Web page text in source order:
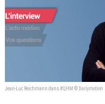
Jean-Luc Reichmann dans #QHM © Dailymotion